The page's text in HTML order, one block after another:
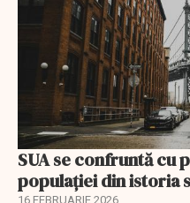
SUA se confruntă cu
populației din istoria
16 FEBRUARIE 2026